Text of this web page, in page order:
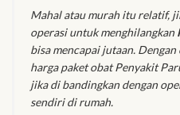
Mahal atau murah itu relatif,
operasi untuk menghilangkan
bisa mencapai jutaan.
harga paket obat Penyakit
jika di bandingkan dengan
sendiri di rumah.